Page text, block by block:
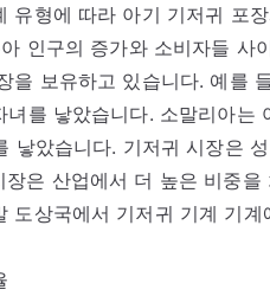
유형에 따라 아기 기저귀 포
인구의 증가와 소비자들 사
을 보유하고 있습니다. 예를
를 낳았습니다. 소말리아는
낳았습니다. 기저귀 시장은
은 산업에서 더 높은 비중
도상국에서 기저귀 기계 기